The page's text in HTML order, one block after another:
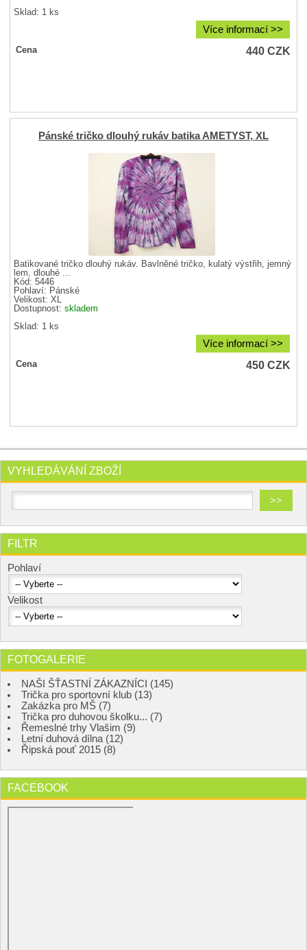
Sklad: 1 ks
Více informací >>
Cena 440CZK
Pánské tričko dlouhý rukáv batika AMETYST, XL
Batikované tričko dlouhý rukáv. Bavlněné tričko, kulatý výstřih, jemný
lem, dlouhé ...
Kód: 5446
Pohlaví: Pánské
Velikost:XL
Dostupnost:skladem
Sklad: 1 ks
Více informací >>
Cena 450CZK
VYHLEDÁVÁNÍ ZBOŽÍ
FILTR
Pohlaví
Velikost
FOTOGALERIE
NAŠI ŠŤASTNÍ ZÁKAZNÍCI (145)
Trička pro sportovní klub (13)
Zakázka pro MŠ (7)
Trička pro duhovou školku... (7)
Řemeslné trhy Vlašim (9)
Letní duhová dílna (12)
Řipská pouť 2015 (8)
FACEBOOK